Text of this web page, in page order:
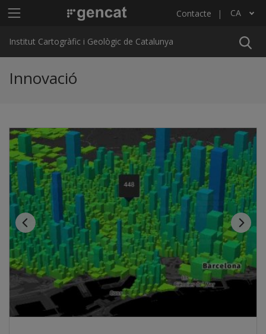
Menú principal ICGC Contacte CA
Llista les accions addicionals
Institut Cartogràfic i Geològic de Catalunya
Innovació